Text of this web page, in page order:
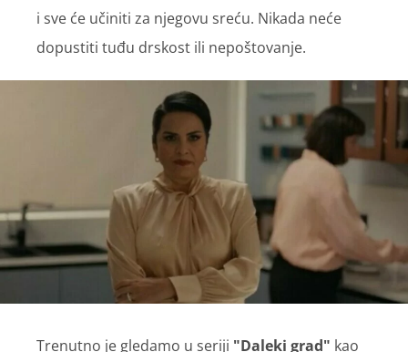
i sve će učiniti za njegovu sreću. Nikada neće
dopustiti tuđu drskost ili nepoštovanje.
Trenutno je gledamo u seriji "Daleki grad" kao